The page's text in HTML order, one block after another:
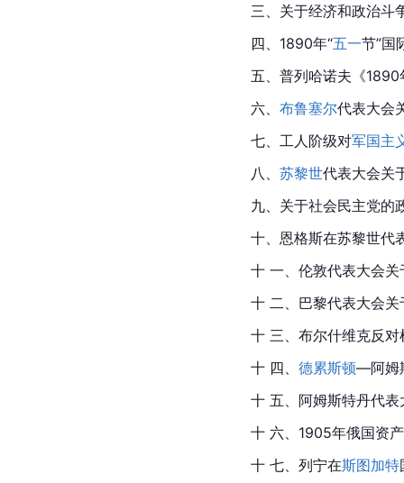
三、关于经济和政治斗
四、1890年“五一节”国
五、普列哈诺夫《1890
六、 布鲁塞尔代表大会
七、工人阶级对军国主
八、 苏黎世代表大会关
九、关于社会民主党的
十、 恩格斯在苏黎世代
十 一、伦敦代表大会
十 二、巴黎代表大会
十 三、布尔什维克反
十 四、 德累斯顿—阿姆
十 五、阿姆斯特丹代
十 六、1905年俄国资
十 七、列宁在斯图加特